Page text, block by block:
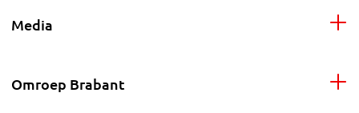
Media
Omroep Brabant